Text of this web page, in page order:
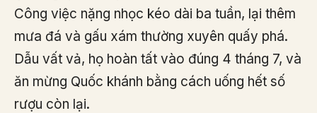
Công việc nặng nhọc kéo dài ba tuần, lại thêm
mưa đá và gấu xám thường xuyên quấy phá.
Dẫu vất vả, họ hoàn tất vào đúng 4 tháng 7, và
ăn mừng Quốc khánh bằng cách uống hết số
rượu còn lại.